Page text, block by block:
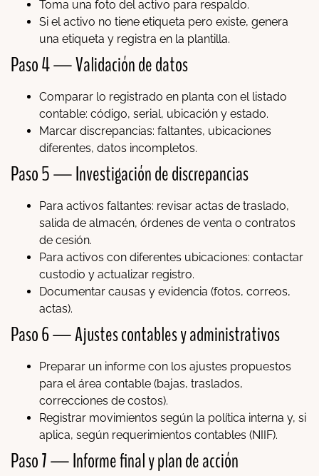
Toma una foto del activo para respaldo.
Si el activo no tiene etiqueta pero existe, genera
una etiqueta y registra en la plantilla.
Paso 4 — Validación de datos
Comparar lo registrado en planta con el listado
contable: código, serial, ubicación y estado.
Marcar discrepancias: faltantes, ubicaciones
diferentes, datos incompletos.
Paso 5 — Investigación de discrepancias
Para activos faltantes: revisar actas de traslado,
salida de almacén, órdenes de venta o contratos
de cesión.
Para activos con diferentes ubicaciones: contactar
custodio y actualizar registro.
Documentar causas y evidencia (fotos, correos,
actas).
Paso 6 — Ajustes contables y administrativos
Preparar un informe con los ajustes propuestos
para el área contable (bajas, traslados,
correcciones de costos).
Registrar movimientos según la política interna y, si
aplica, según requerimientos contables (NIIF).
Paso 7 — Informe final y plan de acción